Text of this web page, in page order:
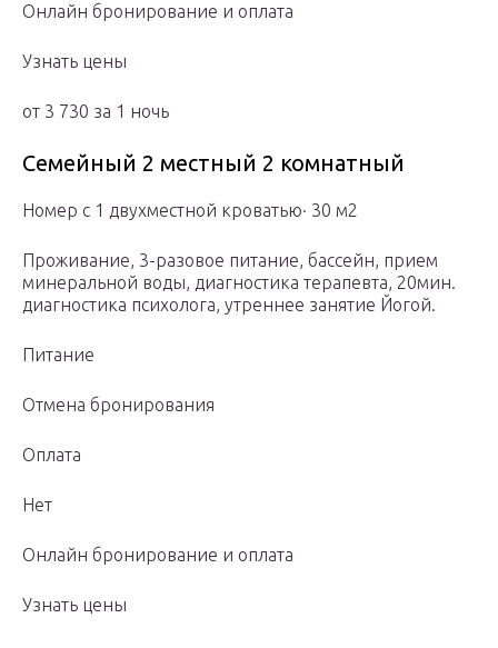
Онлайн бронирование и оплата
Узнать цены
от 3 730 за 1 ночь
Семейный 2 местный 2 комнатный
Номер с 1 двухместной кроватью· 30 м2
Проживание, 3-разовое питание, бассейн, прием
минеральной воды, диагностика терапевта, 20мин.
диагностика психолога, утреннее занятие Йогой.
Питание
Отмена бронирования
Оплата
Нет
Онлайн бронирование и оплата
Узнать цены